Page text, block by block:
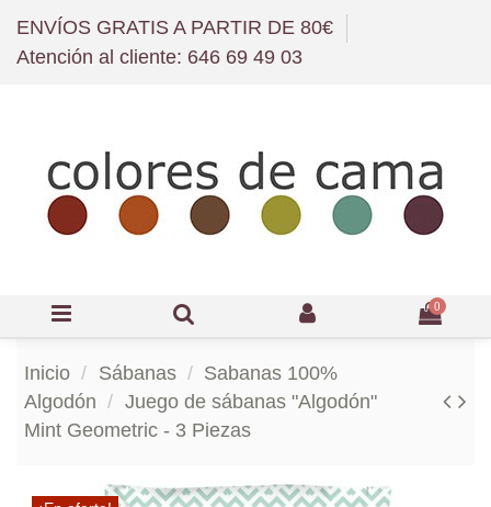
ENVÍOS GRATIS A PARTIR DE 80€
Atención al cliente: 646 69 49 03
0
Inicio Sábanas
Sabanas 100%
Algodón
Juego de sábanas "Algodón"
Mint Geometric - 3 Piezas